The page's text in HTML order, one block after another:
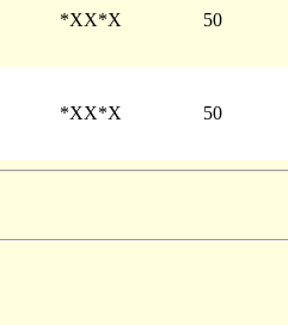
*XX*X 50
*XX*X 50